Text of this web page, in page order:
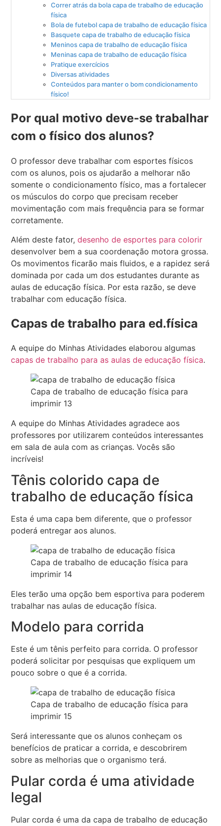
Correr atrás da bola capa de trabalho de educação
física
Bola de futebol capa de trabalho de educação física
Basquete capa de trabalho de educação física
Meninos capa de trabalho de educação física
Meninas capa de trabalho de educação física
Pratique exercícios
Diversas atividades
Conteúdos para manter o bom condicionamento
físico!
Por qual motivo deve-se trabalhar
com o físico dos alunos?
O professor deve trabalhar com esportes físicos
com os alunos, pois os ajudarão a melhorar não
somente o condicionamento físico, mas a fortalecer
os músculos do corpo que precisam receber
movimentação com mais frequência para se formar
corretamente.
Além deste fator,desenho de esportes para colorir
desenvolver bem a sua coordenação motora grossa.
Os movimentos ficarão mais fluidos, e a rapidez será
dominada por cada um dos estudantes durante as
aulas de educação física. Por esta razão, se deve
trabalhar com educação física.
Capas de trabalho para ed.física
A equipe do Minhas Atividades elaborou algumas
capas de trabalho para as aulas de educação física.
Capa de trabalho de educação física para
imprimir 13
A equipe do Minhas Atividades agradece aos
professores por utilizarem conteúdos interessantes
em sala de aula com as crianças. Vocês são
incríveis!
Tênis colorido capa de
trabalho de educação física
Esta é uma capa bem diferente, que o professor
poderá entregar aos alunos.
Capa de trabalho de educação física para
imprimir 14
Eles terão uma opção bem esportiva para poderem
trabalhar nas aulas de educação física.
Modelo para corrida
Este é um tênis perfeito para corrida. O professor
poderá solicitar por pesquisas que expliquem um
pouco sobre o que é a corrida.
Capa de trabalho de educação física para
imprimir 15
Será interessante que os alunos conheçam os
benefícios de praticar a corrida, e descobrirem
sobre as melhorias que o organismo terá.
Pular corda é uma atividade
legal
Pular corda é uma da capa de trabalho de educação